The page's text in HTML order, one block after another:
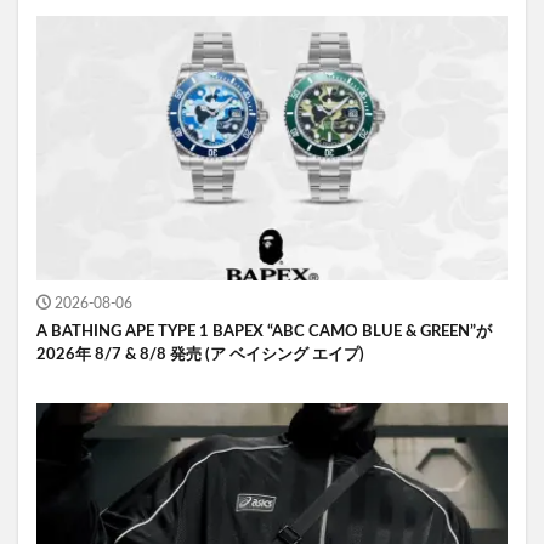
2026-08-06
A BATHING APE TYPE 1 BAPEX “ABC CAMO BLUE & GREEN”が
2026年 8/7 & 8/8 発売 (ア ベイシング エイプ)